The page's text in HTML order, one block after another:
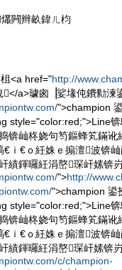
闁辫畝鍏ㄦ枃
<a href="http://
</a>璩囪▕娑堟伅鐨勬湅
">champion
style="color:red;">Line
锛屾柊娆句笉鏂蜂笂鏋
€ｉ€ｏ紝姝ｅ搧澶波锛
績鍕曪紝涓嶅琛屽嫊锛
">http://
">champion 鍙
style="color:red;">Line
锛屾柊娆句笉鏂蜂笂鏋
€ｉ€ｏ紝姝ｅ搧澶波锛
績鍕曪紝涓嶅琛屽嫊锛
c/champion-